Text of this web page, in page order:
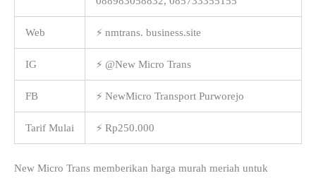
Web ⚡ nmtrans. business.site
IG ⚡ @New Micro Trans
FB ⚡ NewMicro Transport Purworejo
Tarif Mulai ⚡ Rp250.000
New Micro Trans memberikan harga murah meriah untuk